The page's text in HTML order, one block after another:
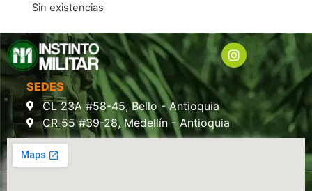
Sin existencias
SEDES
CL 23A #58-45, Bello - Antioquia
CR 55 #39-28, Medellín - Antioquia